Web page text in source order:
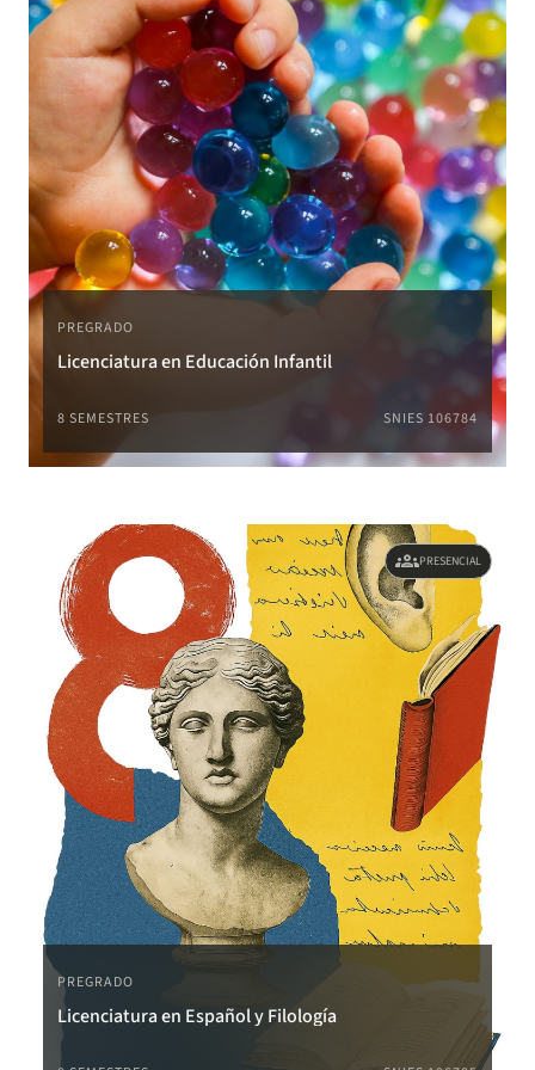
PREGRADO
Licenciatura en Educación Infantil
8 SEMESTRES SNIES 106784
groupsPRESENCIAL
PREGRADO
Licenciatura en Español y Filología